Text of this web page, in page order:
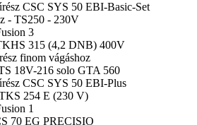
CSC SYS 50 EBI-Basic-Set
- TS250 - 230V
3
315 (4,2 DNB) 400V
finom vágáshoz
18V-216 solo GTA 560
CSC SYS 50 EBI-Plus
254 E (230 V)
1
70 EG PRECISIO